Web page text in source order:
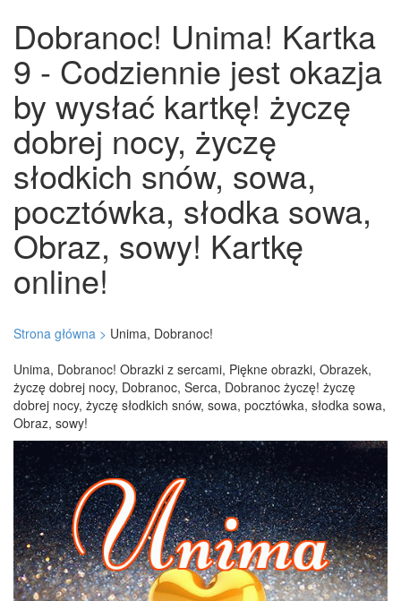
Dobranoc! Unima! Kartka
9 - Codziennie jest okazja
by wysłać kartkę! życzę
dobrej nocy, życzę
słodkich snów, sowa,
pocztówka, słodka sowa,
Obraz, sowy! Kartkę
online!
Strona główna > Unima, Dobranoc!
Unima, Dobranoc! Obrazki z sercami, Piękne obrazki, Obrazek,
życzę dobrej nocy, Dobranoc, Serca, Dobranoc życzę! życzę
dobrej nocy, życzę słodkich snów, sowa, pocztówka, słodka sowa,
Obraz, sowy!